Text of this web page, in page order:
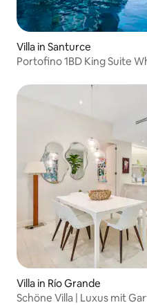
Villa in Santurce
Portofino 1BD King Suite
Villa in Río Grande
Schöne Villa | Luxus mit